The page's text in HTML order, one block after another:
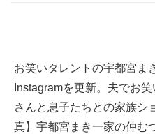
お笑いタレントの宇都宮ま
Instagramを更新。夫でお
さんと息子たちとの家族シ
真】宇都宮まき一家の仲む